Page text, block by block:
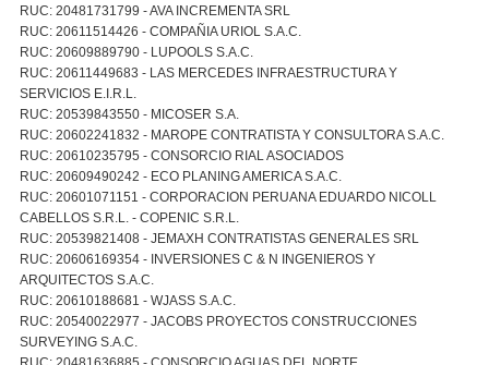
RUC: 20481731799 - AVA INCREMENTA SRL
RUC: 20611514426 - COMPAÑIA URIOL S.A.C.
RUC: 20609889790 - LUPOOLS S.A.C.
RUC: 20611449683 - LAS MERCEDES INFRAESTRUCTURA Y
SERVICIOS E.I.R.L.
RUC: 20539843550 - MICOSER S.A.
RUC: 20602241832 - MAROPE CONTRATISTA Y CONSULTORA S.A.C.
RUC: 20610235795 - CONSORCIO RIAL ASOCIADOS
RUC: 20609490242 - ECO PLANING AMERICA S.A.C.
RUC: 20601071151 - CORPORACION PERUANA EDUARDO NICOLL
CABELLOS S.R.L. - COPENIC S.R.L.
RUC: 20539821408 - JEMAXH CONTRATISTAS GENERALES SRL
RUC: 20606169354 - INVERSIONES C & N INGENIEROS Y
ARQUITECTOS S.A.C.
RUC: 20610188681 - WJASS S.A.C.
RUC: 20540022977 - JACOBS PROYECTOS CONSTRUCCIONES
SURVEYING S.A.C.